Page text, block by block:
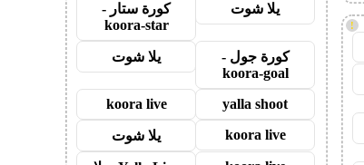
!
يلا شوت
كورة ستار -
koora-star
كورة جول -
koora-goal
يلا شوت
yalla shoot
koora live
koora live
يلا شوت